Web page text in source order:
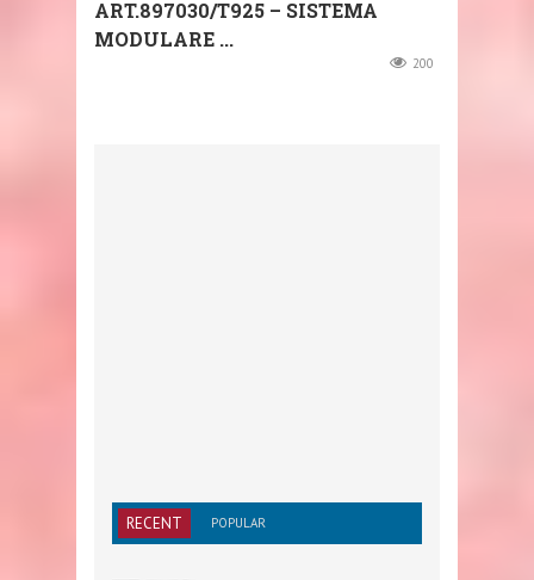
ART.897030/T925 – SISTEMA
MODULARE ...
200
RECENT POPULAR